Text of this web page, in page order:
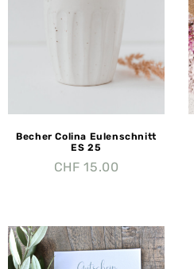
Becher Colina Eulenschnitt
ES 25
CHF 15.00